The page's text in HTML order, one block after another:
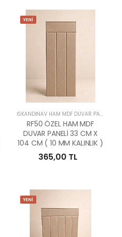
YENİ
İSKANDİNAV HAM MDF DUVAR PANELLERİ
RF50 ÖZEL HAM MDF
DUVAR PANELİ 33 CM X
104 CM ( 10 MM KALINLIK )
365,00 TL
YENİ